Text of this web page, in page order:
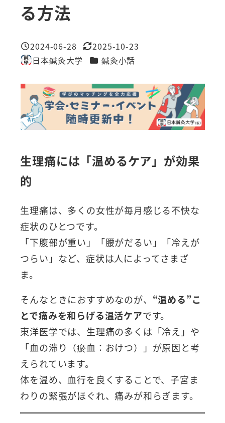
る方法
投稿日
2024-06-28
更新日
2025-10-23
著
者
日本鍼灸大学 カテゴリー
鍼灸小話
生理痛には「温めるケア」が効果
的
生理痛は、多くの女性が毎月感じる不快な
症状のひとつです。
「下腹部が重い」「腰がだるい」「冷えが
つらい」など、症状は人によってさまざ
ま。
そんなときにおすすめなのが、 “温める”こ
とで痛みを和らげる温活ケアです。
東洋医学では、生理痛の多くは「冷え」や
「血の滞り（瘀血：おけつ）」が原因と考
えられています。
体を温め、血行を良くすることで、子宮ま
わりの緊張がほぐれ、痛みが和らぎます。